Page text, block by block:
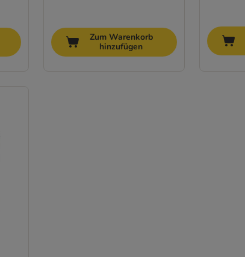
Zum Warenkorb
hinzufügen